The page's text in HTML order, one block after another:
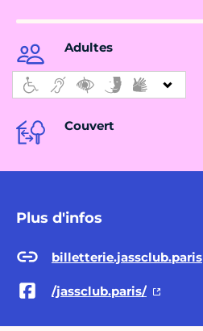
Adultes
Couvert
Plus d'infos
billetterie.jassclub.paris
/jassclub.paris/